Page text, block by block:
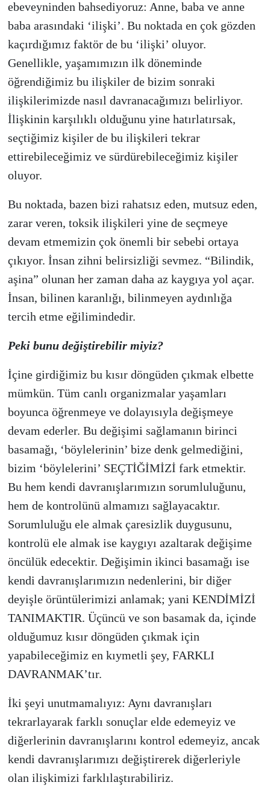
ebeveyninden bahsediyoruz: Anne, baba ve anne
baba arasındaki ‘ilişki’. Bu noktada en çok gözden
kaçırdığımız faktör de bu ‘ilişki’ oluyor.
Genellikle, yaşamımızın ilk döneminde
öğrendiğimiz bu ilişkiler de bizim sonraki
ilişkilerimizde nasıl davranacağımızı belirliyor.
İlişkinin karşılıklı olduğunu yine hatırlatırsak,
seçtiğimiz kişiler de bu ilişkileri tekrar
ettirebileceğimiz ve sürdürebileceğimiz kişiler
oluyor.
Bu noktada, bazen bizi rahatsız eden, mutsuz eden,
zarar veren, toksik ilişkileri yine de seçmeye
devam etmemizin çok önemli bir sebebi ortaya
çıkıyor. İnsan zihni belirsizliği sevmez. “Bilindik,
aşina” olunan her zaman daha az kaygıya yol açar.
İnsan, bilinen karanlığı, bilinmeyen aydınlığa
tercih etme eğilimindedir.
Peki bunu değiştirebilir miyiz?
İçine girdiğimiz bu kısır döngüden çıkmak elbette
mümkün. Tüm canlı organizmalar yaşamları
boyunca öğrenmeye ve dolayısıyla değişmeye
devam ederler. Bu değişimi sağlamanın birinci
basamağı, ‘böylelerinin’ bize denk gelmediğini,
bizim ‘böylelerini’ SEÇTİĞİMİZİ fark etmektir.
Bu hem kendi davranışlarımızın sorumluluğunu,
hem de kontrolünü almamızı sağlayacaktır.
Sorumluluğu ele almak çaresizlik duygusunu,
kontrolü ele almak ise kaygıyı azaltarak değişime
öncülük edecektir. Değişimin ikinci basamağı ise
kendi davranışlarımızın nedenlerini, bir diğer
deyişle örüntülerimizi anlamak; yani KENDİMİZİ
TANIMAKTIR. Üçüncü ve son basamak da, içinde
olduğumuz kısır döngüden çıkmak için
yapabileceğimiz en kıymetli şey, FARKLI
DAVRANMAK’tır.
İki şeyi unutmamalıyız: Aynı davranışları
tekrarlayarak farklı sonuçlar elde edemeyiz ve
diğerlerinin davranışlarını kontrol edemeyiz, ancak
kendi davranışlarımızı değiştirerek diğerleriyle
olan ilişkimizi farklılaştırabiliriz.